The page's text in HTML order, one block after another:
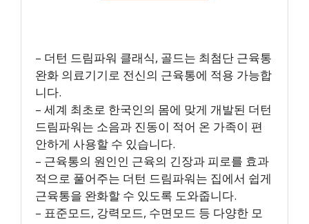
– 더턴 드림파워 클래식, 골드는 최첨단 근육통
완화 의료기기로 전신의 근육통에 적용 가능합
니다.
– 세계 최초로 한국인의 몸에 맞게 개발된 더턴
드림파워는 소음과 진동이 적어 온 가족이 편
안하게 사용할 수 있습니다.
– 근육통의 원인인 근육의 긴장과 피로를 효과
적으로 풀어주는 더턴 드림파워는 집에서 쉽게
근육통을 완화할 수 있도록 도와줍니다.
– 표준모드, 강력모드, 수면모드 등 다양한 모